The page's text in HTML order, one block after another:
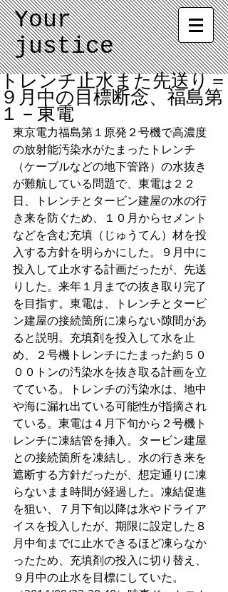
Your
justice
トレンチ止水また先送り＝
９月中の目標断念、福島第
１－東電
東京電力福島第１原発２号機で高濃度
の放射能汚染水がたまったトレンチ
（ケーブルなどの地下管路）の水抜き
が難航している問題で、東電は２２
日、トレンチとタービン建屋の水の行
き来を防ぐため、１０月からセメント
などを含む充填（じゅうてん）材を投
入する方針を明らかにした。９月中に
投入して止水する計画だったが、先送
りした。来年１月までの抜き取り完了
を目指す。東電は、トレンチとタービ
ン建屋の接続箇所に凍らない隙間があ
ると説明。充填剤を投入して水を止
め、２号機トレンチにたまった約５０
００トンの汚染水を抜き取る計画を立
てている。トレンチの汚染水は、地中
や海に漏れ出ている可能性が指摘され
ている。東電は４月下旬から２号機ト
レンチに凍結管を挿入。タービン建屋
との接続箇所を凍結し、水の行き来を
遮断する方針だったが、想定通りに凍
らないまま時間が経過した。凍結促進
を狙い、７月下旬以降は氷やドライア
イスを投入したが、期限に設定した８
月中旬までに止水できるほど凍らなか
ったため、充填剤の投入に切り替え、
９月中の止水を目標にしていた。